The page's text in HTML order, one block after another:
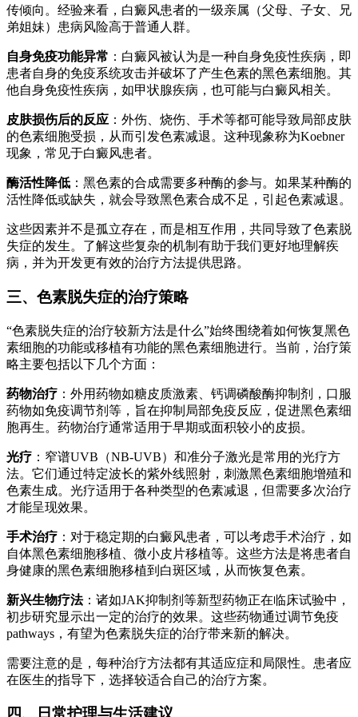
传倾向。经验来看，白癜风患者的一级亲属（父母、子女、兄
弟姐妹）患病风险高于普通人群。
自身免疫功能异常 ：白癜风被认为是一种自身免疫性疾病，即
患者自身的免疫系统攻击并破坏了产生色素的黑色素细胞。其
他自身免疫性疾病，如甲状腺疾病，也可能与白癜风相关。
皮肤损伤后的反应 ：外伤、烧伤、手术等都可能导致局部皮肤
的色素细胞受损，从而引发色素减退。这种现象称为Koebner
现象，常见于白癜风患者。
酶活性降低 ：黑色素的合成需要多种酶的参与。如果某种酶的
活性降低或缺失，就会导致黑色素合成不足，引起色素减退。
这些因素并不是孤立存在，而是相互作用，共同导致了色素脱
失症的发生。了解这些复杂的机制有助于我们更好地理解疾
病，并为开发更有效的治疗方法提供思路。
三、色素脱失症的治疗策略
“色素脱失症的治疗较新方法是什么”始终围绕着如何恢复黑色
素细胞的功能或移植有功能的黑色素细胞进行。当前，治疗策
略主要包括以下几个方面：
药物治疗 ：外用药物如糖皮质激素、钙调磷酸酶抑制剂，口服
药物如免疫调节剂等，旨在抑制局部免疫反应，促进黑色素细
胞再生。药物治疗通常适用于早期或面积较小的皮损。
光疗 ：窄谱UVB（NB-UVB）和准分子激光是常用的光疗方
法。它们通过特定波长的紫外线照射，刺激黑色素细胞增殖和
色素生成。光疗适用于各种类型的色素减退，但需要多次治疗
才能呈现效果。
手术治疗 ：对于稳定期的白癜风患者，可以考虑手术治疗，如
自体黑色素细胞移植、微小皮片移植等。这些方法是将患者自
身健康的黑色素细胞移植到白斑区域，从而恢复色素。
新兴生物疗法：诸如JAK抑制剂等新型药物正在临床试验中，
初步研究显示出一定的治疗的效果。这些药物通过调节免疫
pathways，有望为色素脱失症的治疗带来新的解决。
需要注意的是，每种治疗方法都有其适应症和局限性。患者应
在医生的指导下，选择较适合自己的治疗方案。